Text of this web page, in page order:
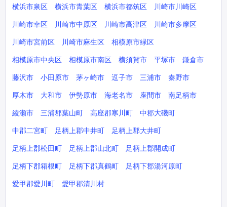
横浜市泉区 横浜市青葉区 横浜市都筑区 川崎市川崎区
川崎市幸区 川崎市中原区 川崎市高津区 川崎市多摩区
川崎市宮前区 川崎市麻生区 相模原市緑区
相模原市中央区 相模原市南区 横須賀市 平塚市 鎌倉市
藤沢市 小田原市 茅ヶ崎市 逗子市 三浦市 秦野市
厚木市 大和市 伊勢原市 海老名市 座間市 南足柄市
綾瀬市 三浦郡葉山町 高座郡寒川町 中郡大磯町
中郡二宮町 足柄上郡中井町 足柄上郡大井町
足柄上郡松田町 足柄上郡山北町 足柄上郡開成町
足柄下郡箱根町 足柄下郡真鶴町 足柄下郡湯河原町
愛甲郡愛川町 愛甲郡清川村